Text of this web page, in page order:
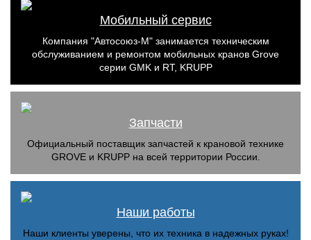
Мобильный сервис
Компания "Автосоюз-М" занимается техническим
обслуживанием и ремонтом мобильных кранов Grove
серии GMK и RT, KRUPP
Запчасти
Официальный поставщик запчастей к крановой технике
GROVE и KRUPP на всей территории России.
Наши работы
Наши клиенты уверены, что их техника в надежных руках!